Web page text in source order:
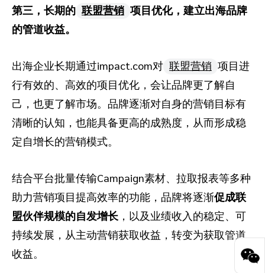
第三，长期的 联盟营销 项目优化，建立出海品牌
的管道收益。
出海企业长期通过impact.com对 联盟营销 项目进
行有效的、高效的项目优化，会让品牌更了解自
己，也更了解市场。品牌逐渐对自身的营销目标有
清晰的认知，也能具备更高的成熟度，从而形成稳
定自增长的营销模式。
结合平台批量传输Campaign素材、拉取报表等多种
助力营销项目提高效率的功能，品牌将逐渐促成联
盟伙伴规模的自发增长 ，以及业绩收入的稳定、可
持续发展，从主动营销获取收益，转变为获取管道
收益。